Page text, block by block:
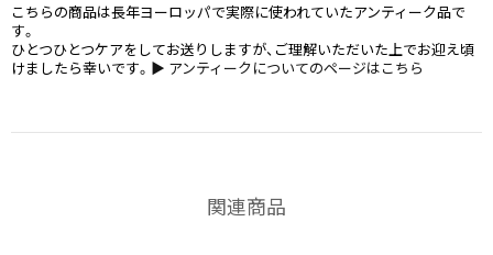
こちらの商品は長年ヨーロッパで実際に使われていたアンティーク品で
す。
ひとつひとつケアをしてお送りしますが、ご理解いただいた上でお迎え頃
けましたら幸いです。 ▶ アンティークについてのページはこちら
関連商品